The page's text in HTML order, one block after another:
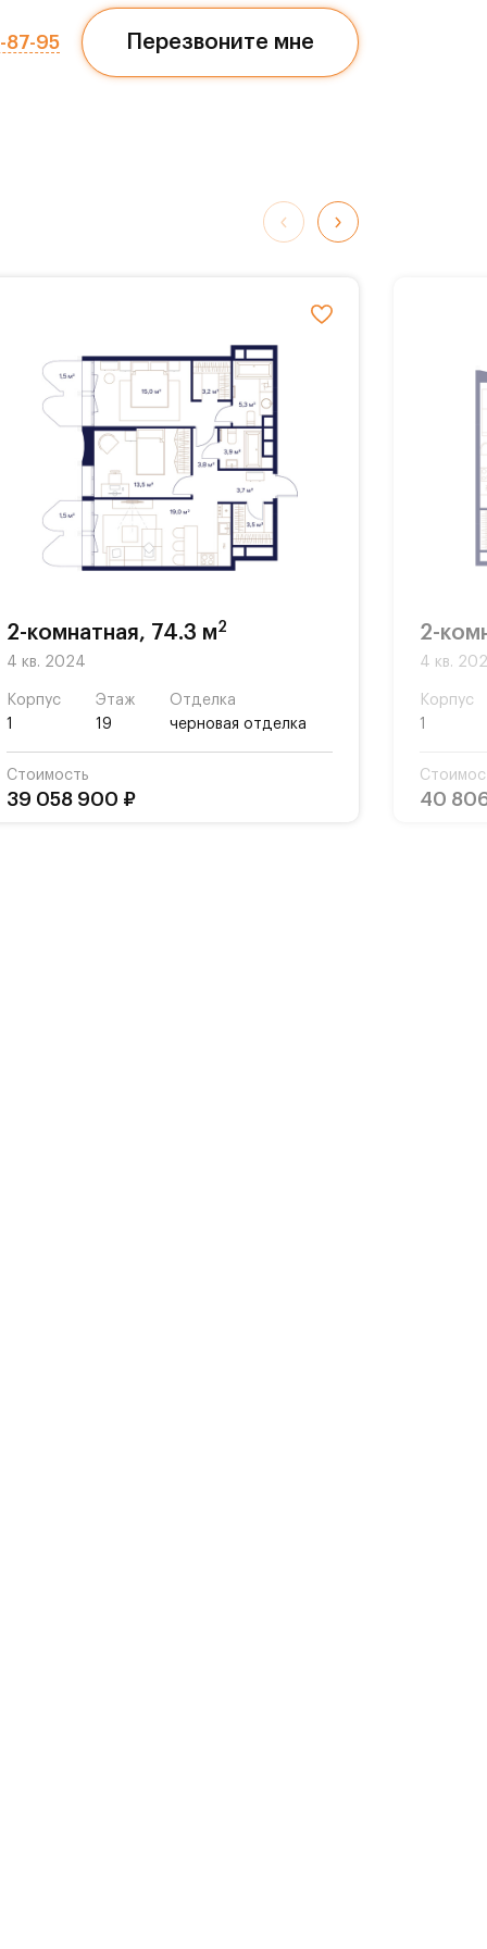
87-95 Перезвоните мне
2-комнатная, 74.3 м2
4 кв. 2024
Корпус
1
Этаж
19
Отделка
черновая отделка
Стоимость
39 058 900 ₽
2-
4 кв.
Корпус
1
40